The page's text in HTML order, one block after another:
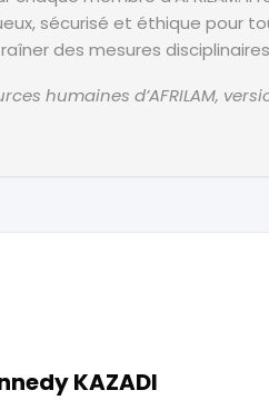
sécurisé et éthique pour
des mesures
humaines d’AFRILAM,
KAZADI